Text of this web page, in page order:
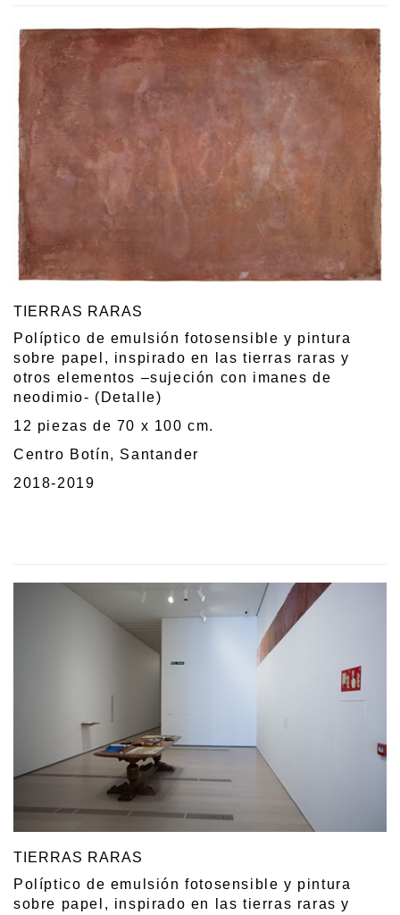
TIERRAS RARAS
Políptico de emulsión fotosensible y pintura
sobre papel, inspirado en las tierras raras y
otros elementos –sujeción con imanes de
neodimio- (Detalle)
12 piezas de 70 x 100 cm.
Centro Botín, Santander
2018-2019
TIERRAS RARAS
Políptico de emulsión fotosensible y pintura
sobre papel, inspirado en las tierras raras y